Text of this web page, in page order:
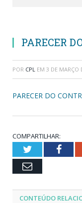
PARECER
POR CPL EM 3 DE MARÇO
PARECER DO
COMPARTILHAR:
Twitter
Email
CONTEÚDO